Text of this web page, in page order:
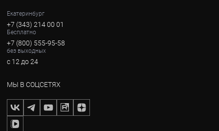
Екатеринбург
+7 (343) 214 00 01
Бесплатно
+7 (800) 555-95-58
без выходных
с 12 до 24
МЫ В СОЦСЕТЯХ